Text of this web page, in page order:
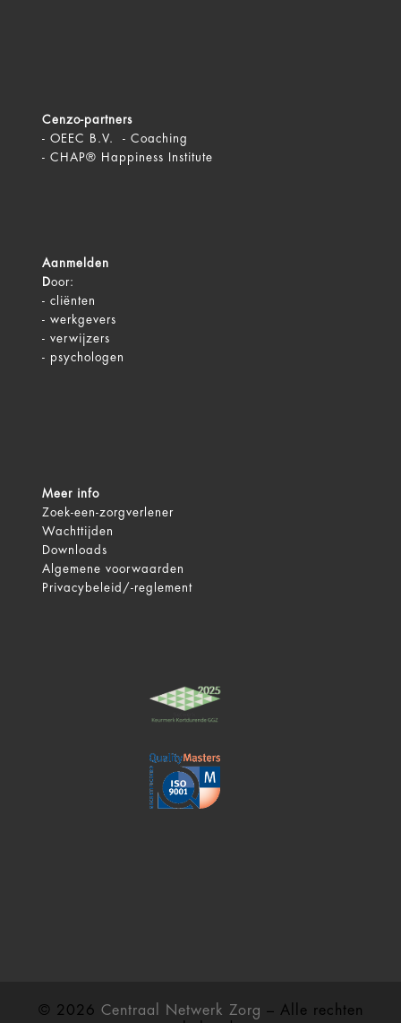
Cenzo-partners
- OEEC B.V. - Coaching
- CHAP® Happiness Institute
Aanmelden
Door:
- cliënten
- werkgevers
- verwijzers
- psychologen
Meer info
Zoek-een-zorgverlener
Wachttijden
Downloads
Algemene voorwaarden
Privacybeleid/-reglement
© 2026 Centraal Netwerk Zorg – Alle rechten